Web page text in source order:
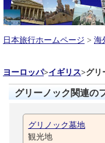
日本旅行ホームページ > 海
ヨーロッパ>イギリス>グリ
グリーノック関連の
グリノック墓地
観光地